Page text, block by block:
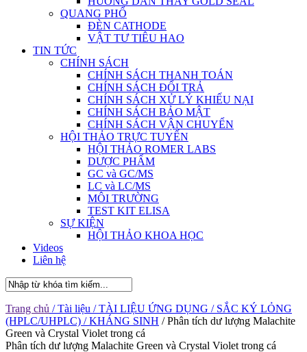
QUANG PHỔ
ĐÈN CATHODE
VẬT TƯ TIÊU HAO
TIN TỨC
CHÍNH SÁCH
CHÍNH SÁCH THANH TOÁN
CHÍNH SÁCH ĐỔI TRẢ
CHÍNH SÁCH XỬ LÝ KHIẾU NẠI
CHÍNH SÁCH BẢO MẬT
CHÍNH SÁCH VẬN CHUYỂN
HỘI THẢO TRỰC TUYẾN
HỘI THẢO ROMER LABS
DƯỢC PHẨM
GC và GC/MS
LC và LC/MS
MÔI TRƯỜNG
TEST KIT ELISA
SỰ KIỆN
HỘI THẢO KHOA HỌC
Videos
Liên hệ
Trang chủ / Tài liệu / TÀI LIỆU ỨNG DỤNG / SẮC KÝ LỎNG
(HPLC/UHPLC) / KHÁNG SINH / Phân tích dư lượng Malachite
Green và Crystal Violet trong cá
Phân tích dư lượng Malachite Green và Crystal Violet trong cá